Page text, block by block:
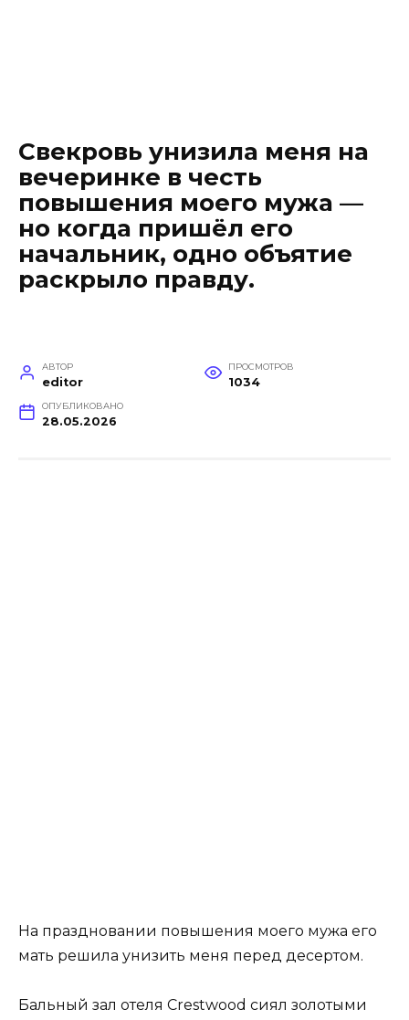
Свекровь унизила меня на
вечеринке в честь
повышения моего мужа —
но когда пришёл его
начальник, одно объятие
раскрыло правду.
АВТОР
editor
ПРОСМОТРОВ
1034
ОПУБЛИКОВАНО
28.05.2026
На праздновании повышения моего мужа его
мать решила унизить меня перед десертом.
Бальный зал отеля Crestwood сиял золотыми